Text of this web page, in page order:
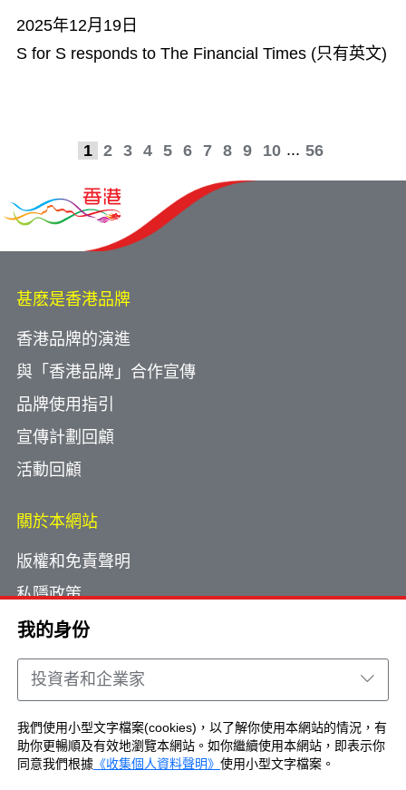
我的身份
投資者和企業家
我們使用小型文字檔案(cookies)，以了解你使用本網站的情況，有
助你更暢順及有效地瀏覽本網站。如你繼續使用本網站，即表示你
同意我們根據 《收集個人資料聲明》 使用小型文字檔案。
2025年12月19日
S for S responds to The Financial Times (只有英文)
1 2 3 4 5 6 7 8 9 10 ... 56
甚麽是香港品牌
香港品牌的演進
與「香港品牌」合作宣傳
品牌使用指引
宣傳計劃回顧
活動回顧
關於本網站
版權和免責聲明
私隱政策
使用小型文字檔案
網頁指南
聯絡我們
Copyright © Brand Hong Kong. All Rights